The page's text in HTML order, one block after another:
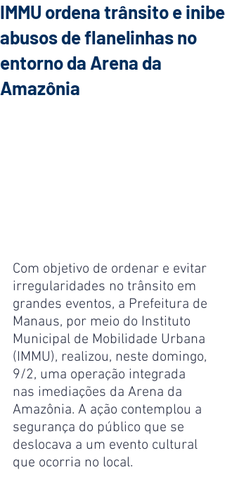
IMMU ordena trânsito e inibe
abusos de flanelinhas no
entorno da Arena da
Amazônia
Com objetivo de ordenar e evitar
irregularidades no trânsito em
grandes eventos, a Prefeitura de
Manaus, por meio do Instituto
Municipal de Mobilidade Urbana
(IMMU), realizou, neste domingo,
9/2, uma operação integrada
nas imediações da Arena da
Amazônia. A ação contemplou a
segurança do público que se
deslocava a um evento cultural
que ocorria no local.